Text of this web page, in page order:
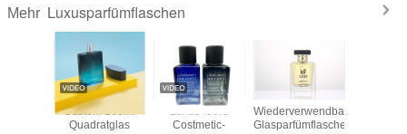
Mehr Luxusparfümflaschen
Glasparfümflaschen
50ml
Spray-Glas-
Flasche der
Glasparfümflasche-
Körperpflege des